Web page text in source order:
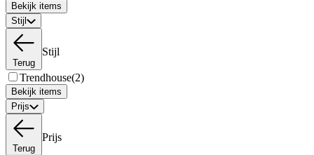
Bekijk items
Stijl
Terug
Stijl
Trendhouse(2)
Bekijk items
Prijs
Terug
Prijs